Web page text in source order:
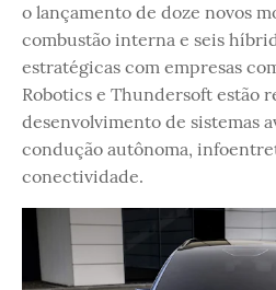
o lançamento de doze novos
combustão interna e seis
estratégicas com empresas
Robotics e Thundersoft estão
desenvolvimento de sistemas
condução autônoma,
conectividade.